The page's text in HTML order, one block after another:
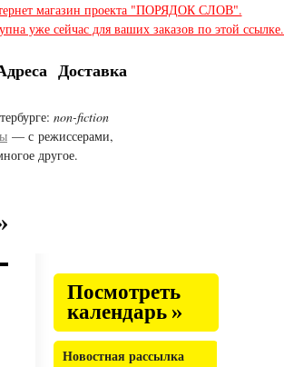
магазин проекта "ПОРЯДОК СЛОВ".
уже сейчас для ваших заказов по этой ссылке.
Доставка
non-fiction
— с режиссерами,
другое.
Посмотреть
календарь »
Новостная рассылка